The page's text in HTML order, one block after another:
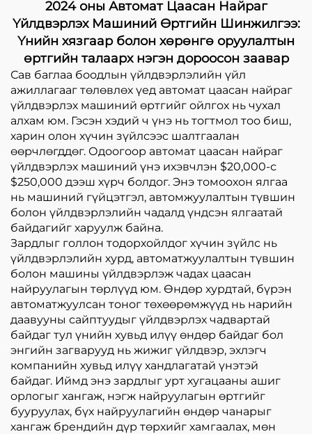
2024 оны Автомат Цаасан Найраг
Үйлдвэрлэх Машиний Өртгийн Шинжилгээ:
Үнийн хязгаар болон хөрөнгө оруулалтын
өртгийн талаарх нэгэн дороосон заавар
Сав баглаа боодлын үйлдвэрлэлийн үйл
ажиллагааг төлөвлөх үед автомат цаасан найраг
үйлдвэрлэх машиний өртгийг ойлгох нь чухал
алхам юм. Гэсэн хэдий ч үнэ нь тогтмол тоо биш,
харин олон хүчин зүйлсээс шалтгаалан
өөрчлөгддөг. Одоогоор автомат цаасан найраг
үйлдвэрлэх машиний үнэ ихэвчлэн $20,000-с
$250,000 дээш хүрч болдог. Энэ томоохон ялгаа
нь машиний гүйцэтгэл, автомжуулалтын түвшин
болон үйлдвэрлэлийн чадалд үндсэн ялгаатай
байдагийг харуулж байна.
Зардлыг голлон тодорхойлдог хүчин зүйлс нь
үйлдвэрлэлийн хурд, автоматжуулалтын түвшин
болон машины үйлдвэрлэж чадах цаасан
найруулагын төрлүүд юм. Өндөр хурдтай, бүрэн
автоматжуулсан тоног төхөөрөмжүүд нь нарийн
даавууны сайптуудыг үйлдвэрлэх чадвартай
байдаг тул үнийн хувьд илүү өндөр байдаг бол
энгийн загварууд нь жижиг үйлдвэр, эхлэгч
компанийн хувьд илүү хандлагатай үнэтэй
байдаг. Иймд энэ зардлыг урт хугацааны ашиг
орлогыг хангаж, нэгж найруулагын өртгийг
бууруулах, бүх найруулагийн өндөр чанарыг
хангаж брендийн дүр төрхийг хамгаалах, мөн